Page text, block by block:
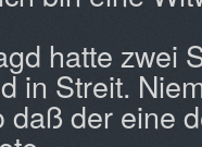
hatte zwei
in Streit.
daß der eine